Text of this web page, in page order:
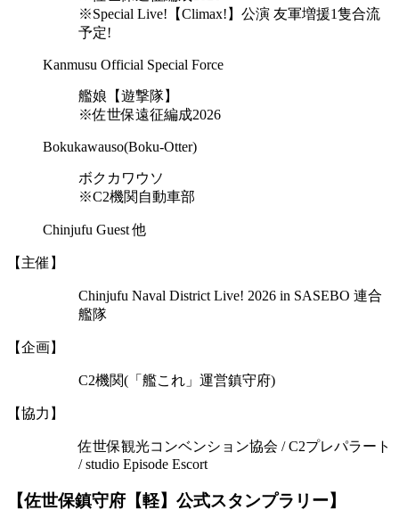
※Special Live!【Climax!】公演 友軍増援1隻合流
予定!
Kanmusu Official Special Force
艦娘【遊撃隊】
※佐世保遠征編成2026
Bokukawauso(Boku-Otter)
ボクカワウソ
※C2機関自動車部
Chinjufu Guest 他
【主催】
Chinjufu Naval District Live! 2026 in SASEBO 連合
艦隊
【企画】
C2機関(「艦これ」運営鎮守府)
【協力】
佐世保観光コンベンション協会 / C2プレパラート
/ studio Episode Escort
【佐世保鎮守府【軽】公式スタンプラリー】